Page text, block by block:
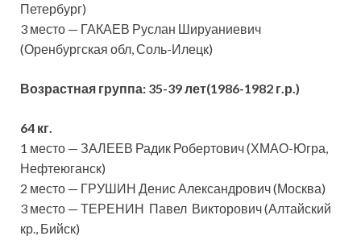
Петербург)
3 место — ГАКАЕВ Руслан Шируаниевич
(Оренбургская обл, Соль-Илецк)
Возрастная группа: 35-39 лет(1986-1982 г.р.)
64 кг.
1 место — ЗАЛЕЕВ Радик Робертович (ХМАО-Югра,
Нефтеюганск)
2 место — ГРУШИН Денис Александрович (Москва)
3 место — ТЕРЕНИН Павел Викторович (Алтайский
кр., Бийск)